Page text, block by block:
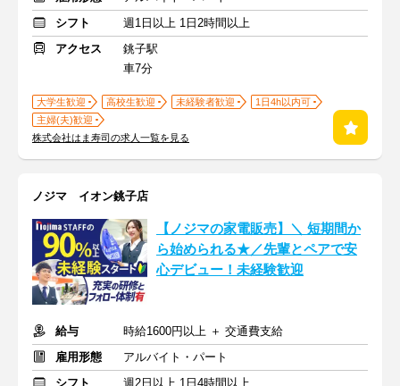
シフト
週1日以上 1日2時間以上
アクセス
銚子駅
車7分
大学生歓迎 高校生歓迎 未経験者歓迎
1日4h以内可
主婦(夫)歓迎
株式会社はま寿司の求人一覧を見る
ノジマ イオン銚子店
【ノジマの家電販売】＼ 短期間か
ら始められる★／先輩とペアで安
心デビュー！未経験歓迎
給与
時給1600円以上 ＋ 交通費支給
雇用形態
アルバイト・パート
シフト
週2日以上 1日4時間以上